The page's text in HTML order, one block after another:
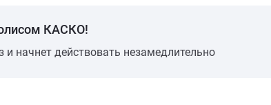
КАСКО!
начнет действовать незамедлительно